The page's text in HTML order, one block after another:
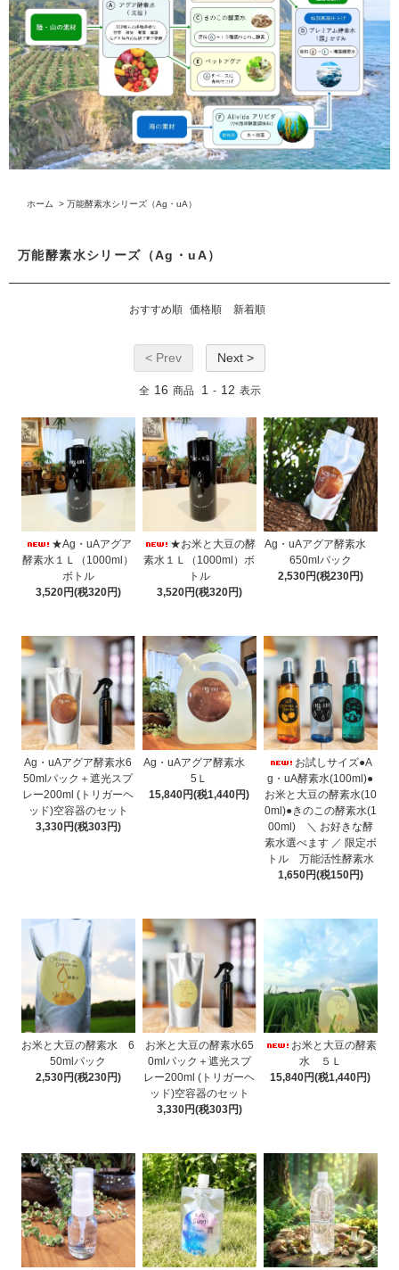
ホーム > 万能酵素水シリーズ（Ag・uA）
万能酵素水シリーズ（Ag・uA）
おすすめ順 価格順 新着順
< Prev Next >
全 16 商品 1 - 12 表示
★Ag・uAアグア
酵素水１Ｌ（1000ml）
ボトル
3,520円(税320円)
★お米と大豆の酵
素水１Ｌ（1000ml）ボ
トル
3,520円(税320円)
Ag・uAアグア酵素水
650mlパック
2,530円(税230円)
Ag・uAアグア酵素水6
50mlパック＋遮光スプ
レー200ml (トリガーヘ
ッド)空容器のセット
3,330円(税303円)
Ag・uAアグア酵素水
5Ｌ
15,840円(税1,440円)
お試しサイズ●A
g・uA酵素水(100ml)●
お米と大豆の酵素水(10
0ml)●きのこの酵素水(1
00ml) ＼ お好きな酵
素水選べます ／ 限定ボ
トル 万能活性酵素水
1,650円(税150円)
お米と大豆の酵素水 6
50mlパック
2,530円(税230円)
お米と大豆の酵素水65
0mlパック＋遮光スプ
レー200ml (トリガーヘ
ッド)空容器のセット
3,330円(税303円)
お米と大豆の酵素
水 ５Ｌ
15,840円(税1,440円)